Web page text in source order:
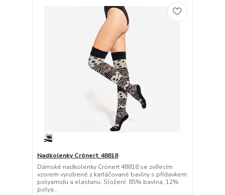
Nadkolenky Crönert 48818
Dámské nadkolenky Crönert 48818 se zvířecím
vzorem vyrobené z kartáčované bavlny s přídavkem
polyamidu a elastanu. Složení: 85% bavlna, 12%
polya...